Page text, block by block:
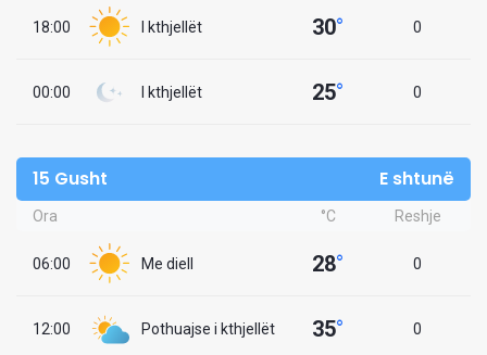
18:00 I kthjellët 30° 0
00:00 I kthjellët 25° 0
15 Gusht E shtunë
Ora °C Reshje
06:00 Me diell 28° 0
12:00 Pothuajse i kthjellët 35° 0